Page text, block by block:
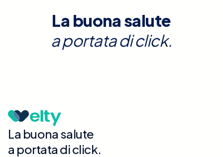
La buona salute
a portata di click.
La buona salute
a portata di click.